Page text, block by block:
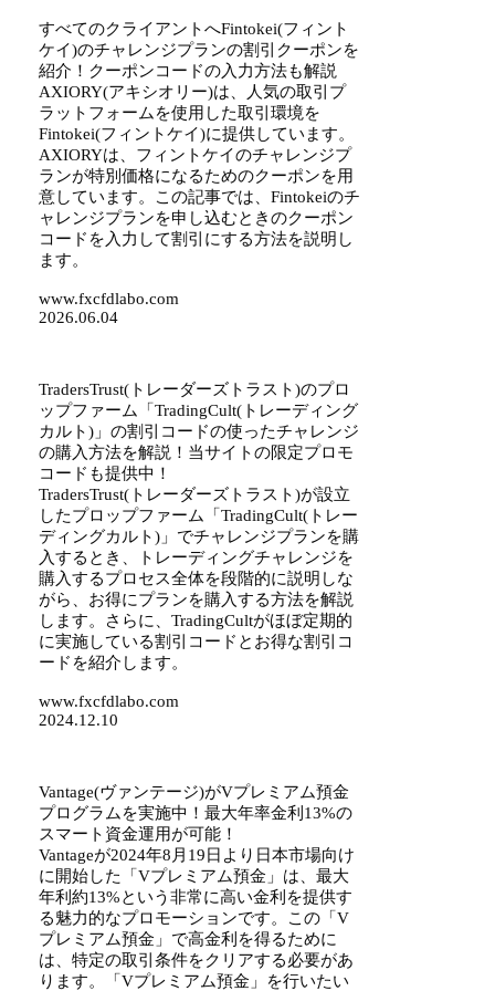
すべてのクライアントへFintokei(フィント
ケイ)のチャレンジプランの割引クーポンを
紹介！クーポンコードの入力方法も解説
AXIORY(アキシオリー)は、人気の取引プ
ラットフォームを使用した取引環境を
Fintokei(フィントケイ)に提供しています。
AXIORYは、フィントケイのチャレンジプ
ランが特別価格になるためのクーポンを用
意しています。この記事では、Fintokeiのチ
ャレンジプランを申し込むときのクーポン
コードを入力して割引にする方法を説明し
ます。
www.fxcfdlabo.com
2026.06.04
TradersTrust(トレーダーズトラスト)のプロ
ップファーム「TradingCult(トレーディング
カルト)」の割引コードの使ったチャレンジ
の購入方法を解説！当サイトの限定プロモ
コードも提供中！
TradersTrust(トレーダーズトラスト)が設立
したプロップファーム「TradingCult(トレー
ディングカルト)」でチャレンジプランを購
入するとき、トレーディングチャレンジを
購入するプロセス全体を段階的に説明しな
がら、お得にプランを購入する方法を解説
します。さらに、TradingCultがほぼ定期的
に実施している割引コードとお得な割引コ
ードを紹介します。
www.fxcfdlabo.com
2024.12.10
Vantage(ヴァンテージ)がVプレミアム預金
プログラムを実施中！最大年率金利13%の
スマート資金運用が可能！
Vantageが2024年8月19日より日本市場向け
に開始した「Vプレミアム預金」は、最大
年利約13%という非常に高い金利を提供す
る魅力的なプロモーションです。この「V
プレミアム預金」で高金利を得るために
は、特定の取引条件をクリアする必要があ
ります。「Vプレミアム預金」を行いたい